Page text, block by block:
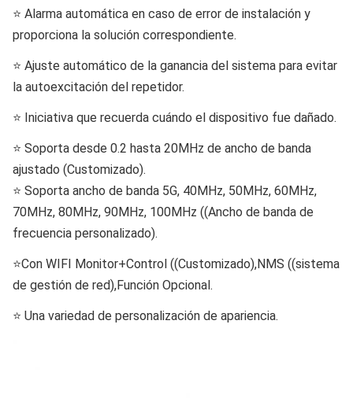
⭐ Alarma automática en caso de error de instalación y
proporciona la solución correspondiente.
⭐ Ajuste automático de la ganancia del sistema para evitar
la autoexcitación del repetidor.
⭐ Iniciativa que recuerda cuándo el dispositivo fue dañado.
⭐ Soporta desde 0.2 hasta 20MHz de ancho de banda
ajustado (Customizado).
⭐ Soporta ancho de banda 5G, 40MHz, 50MHz, 60MHz,
70MHz, 80MHz, 90MHz, 100MHz ((Ancho de banda de
frecuencia personalizado).
⭐Con WIFI Monitor+Control ((Customizado),NMS ((sistema
de gestión de red),Función Opcional.
⭐ Una variedad de personalización de apariencia.